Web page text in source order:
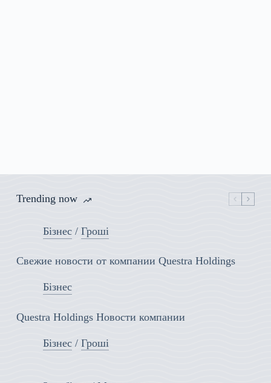
Trending now
Бізнес/ Гроші
Свежие новости от компании Questra Holdings
Бізнес
Questra Holdings Новости компании
Бізнес/ Гроші